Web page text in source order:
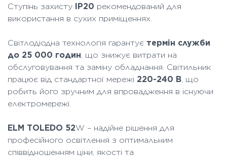
Ступінь захисту
IP20 рекомендований для
використання в сухих приміщеннях.
Світлодіодна технологія гарантує термін служби
до 25 000 годин, що знижує витрати на
обслуговування та заміну обладнання. Світильник
працює від стандартної мережі 220-240 В, що
робить його зручним для впровадження в існуючи
електромережі.
ELM TOLEDO 52W – надійне рішення для
професійного освітлення з оптимальним
співвідношенням ціни, якості та